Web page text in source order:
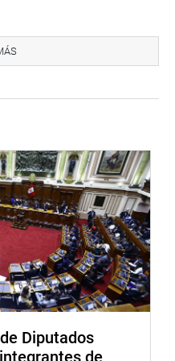
del personal militar y
directo al
especializadas de
de la Comisión de
de la República,
(bancada AP),
una omisión normativa
fuera de la cobertura
de salud, pese a
a riesgos físicos y
Diputados
de